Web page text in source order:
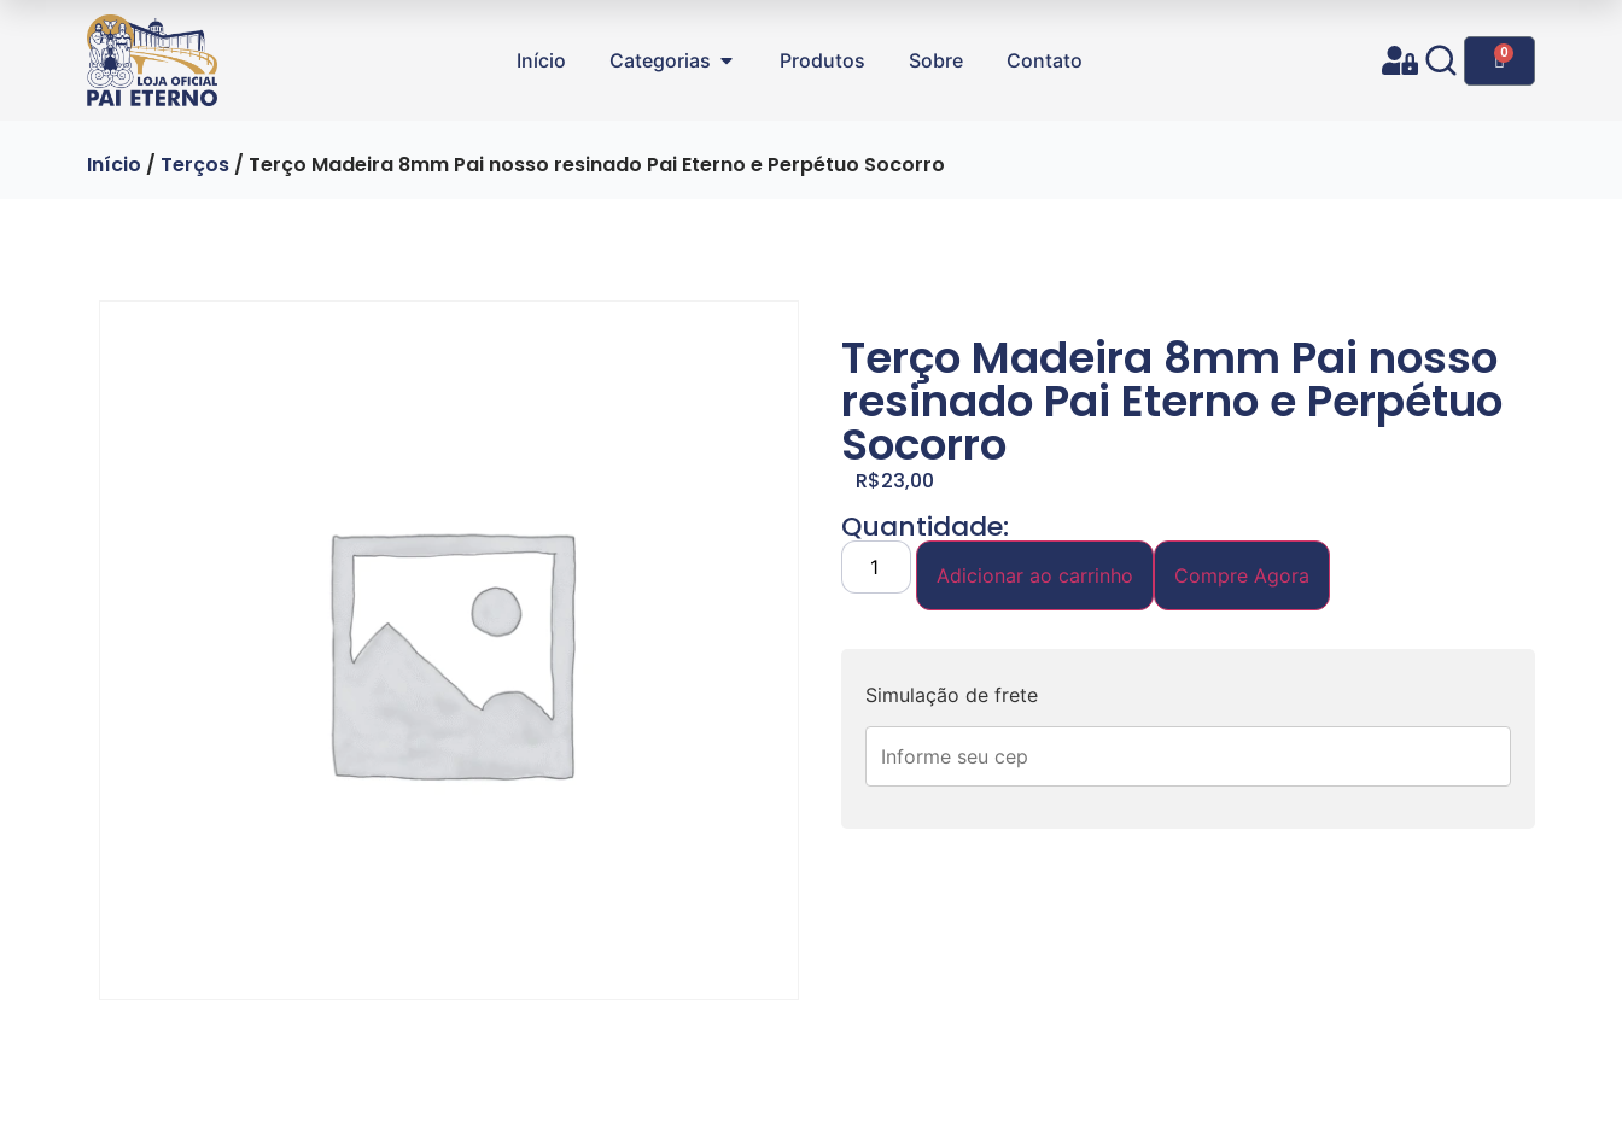
0
Início Categorias Produtos Sobre Contato
Início / Terços / Terço Madeira 8mm Pai nosso resinado Pai Eterno e Perpétuo Socorro
Terço Madeira 8mm Pai nosso
resinado Pai Eterno e Perpétuo
Socorro
R$23,00
Quantidade:
Adicionar ao carrinho Compre Agora
Simulação de frete